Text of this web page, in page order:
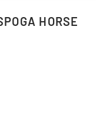
HORSE